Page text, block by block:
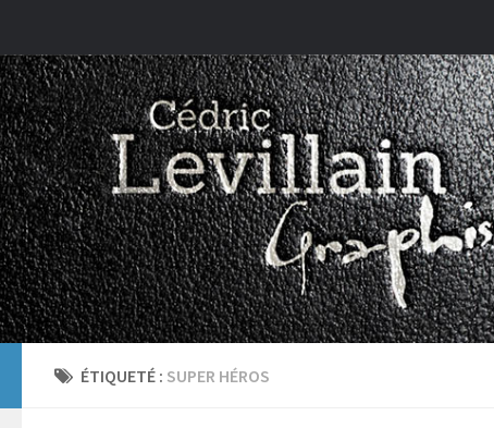
ÉTIQUETÉ : SUPER HÉROS